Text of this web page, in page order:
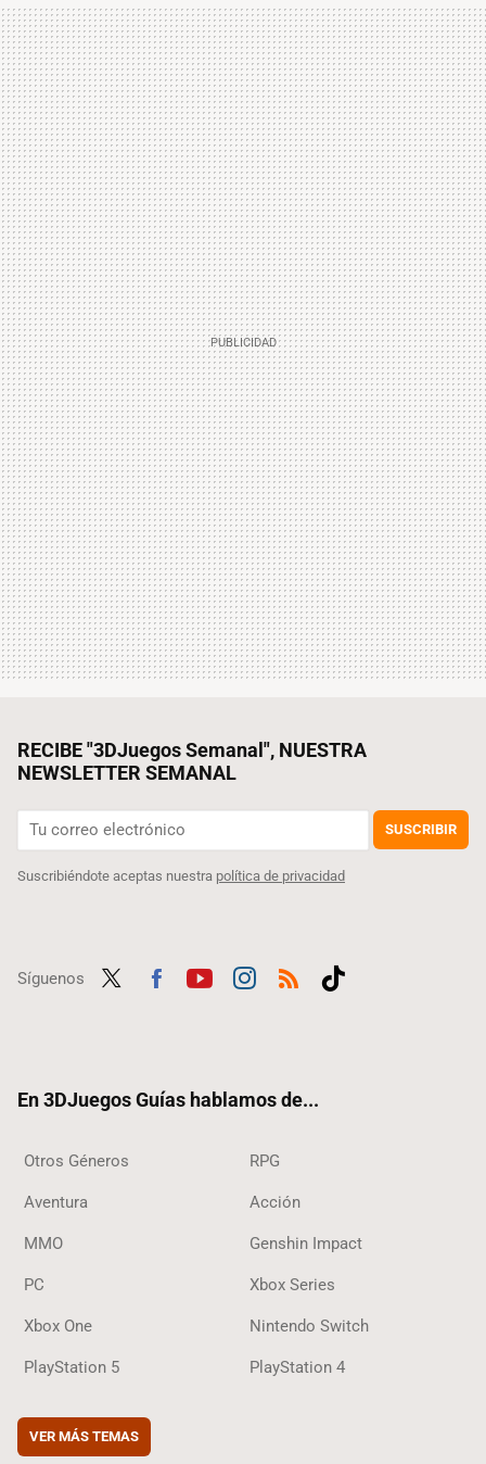
RECIBE "3DJuegos Semanal", NUESTRA
NEWSLETTER SEMANAL
SUSCRIBIR
Suscribiéndote aceptas nuestra política de privacidad
Síguenos
En 3DJuegos Guías hablamos de...
Otros Géneros RPG
Aventura Acción
MMO Genshin Impact
PC Xbox Series
Xbox One Nintendo Switch
PlayStation 5 PlayStation 4
VER MÁS TEMAS